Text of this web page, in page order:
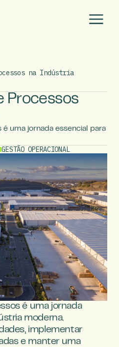
na Indústria
Processos
é uma jornada essencial para
GESTÃO OPERACIONAL
é uma jornada
moderna.
implementar
e manter uma